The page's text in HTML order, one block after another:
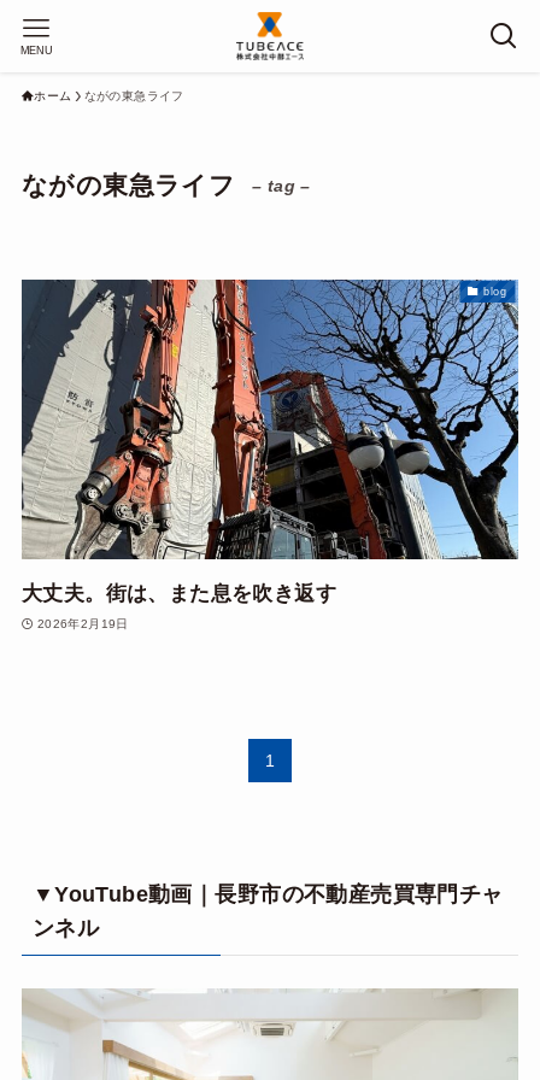
MENU
ホーム ながの東急ライフ
ながの東急ライフ – tag –
blog
大丈夫。街は、また息を吹き返す
2026年2月19日
1
▼YouTube動画｜長野市の不動産売買専門チャ
ンネル